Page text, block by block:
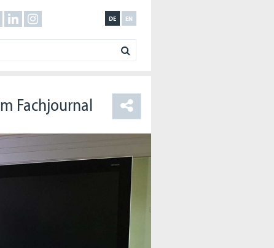
EN
DE
Fachjournal